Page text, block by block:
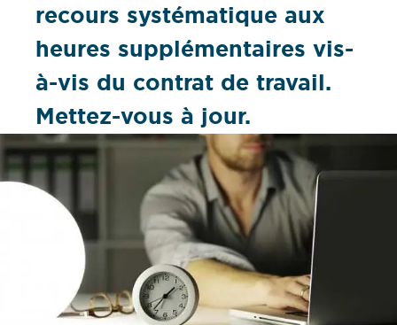
recours systématique aux
heures supplémentaires vis-
à-vis du contrat de travail.
Mettez-vous à jour.